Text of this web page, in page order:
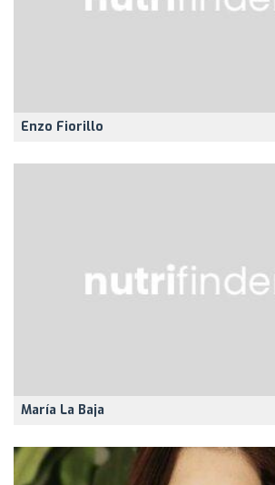
Enzo Fiorillo
María La Baja